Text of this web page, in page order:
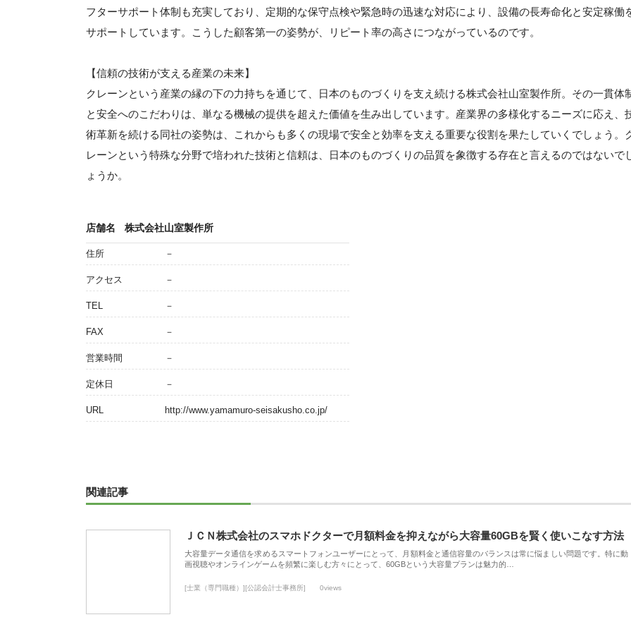
フターサポート体制も充実しており、定期的な保守点検や緊急時の迅速な対応により、設備の長寿命化と安定稼働
サポートしています。こうした顧客第一の姿勢が、リピート率の高さにつながっているのです。
【信頼の技術が支える産業の未来】
クレーンという産業の縁の下の力持ちを通じて、日本のものづくりを支え続ける株式会社山室製作所。その一貫体
と安全へのこだわりは、単なる機械の提供を超えた価値を生み出しています。産業界の多様化するニーズに応え、
術革新を続ける同社の姿勢は、これからも多くの現場で安全と効率を支える重要な役割を果たしていくでしょう。
レーンという特殊な分野で培われた技術と信頼は、日本のものづくりの品質を象徴する存在と言えるのではないで
ょうか。
店舗名 株式会社山室製作所
住所 －
アクセス －
TEL －
FAX －
営業時間 －
定休日 －
URL http://www.yamamuro-seisakusho.co.jp/
関連記事
ＪＣＮ株式会社のスマホドクターで月額料金を抑えながら大容量60GBを賢く使いこなす方法
大容量データ通信を求めるスマートフォンユーザーにとって、月額料金と通信容量のバランスは常に悩ましい問題です。特に動
画視聴やオンラインゲームを頻繁に楽しむ方々にとって、60GBという大容量プランは魅力的…
[士業（専門職種）][公認会計士事務所] 0views